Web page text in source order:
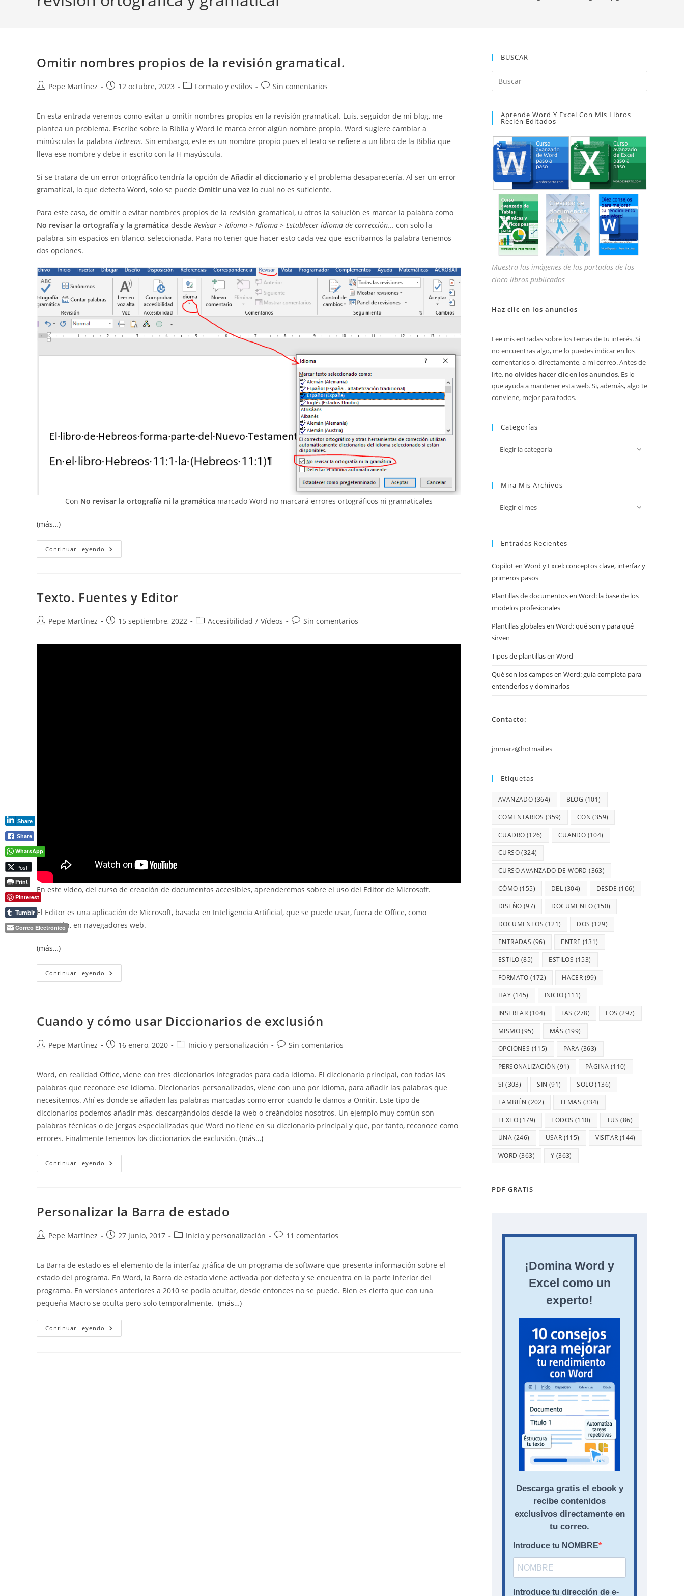
Omitir nombres propios de la revisión gramatical.
Autor
entrada:
Pepe Martínez
Publicación
entrada:
12 octubre, 2023
Categoría
entrada:
Formato y estilos
Comentarios
entrada:
Sin comentarios
En esta entrada veremos como evitar u omitir nombres propios en la revisión gramatical. Luis, seguidor de mi blog, me
plantea un problema. Escribe sobre la Biblia y Word le marca error algún nombre propio. Word sugiere cambiar a
minúsculas la palabra Hebreos. Sin embargo, este es un nombre propio pues el texto se refiere a un libro de la Biblia que
lleva ese nombre y debe ir escrito con la H mayúscula.
Si se tratara de un error ortográfico tendría la opción de Añadir al diccionario y el problema desaparecería. Al ser un error
gramatical, lo que detecta Word, solo se puede Omitir una vez lo cual no es suficiente.
Para este caso, de omitir o evitar nombres propios de la revisión gramatical, u otros la solución es marcar la palabra como
No revisar la ortografía y la gramática desde Revisar > Idioma > Idioma > Establecer idioma de corrección... con solo la
palabra, sin espacios en blanco, seleccionada. Para no tener que hacer esto cada vez que escribamos la palabra tenemos
dos opciones.
Con No revisar la ortografía ni la gramática marcado Word no marcará errores ortográficos ni gramaticales
(más…)
Continuar Leyendo Omitir
Nombres
Gramatical.
Texto. Fuentes y Editor
Autor
la
Pepe Martínez
Publicación
la
15 septiembre, 2022
Categoría
la
Accesibilidad / Vídeos
Comentarios
la
Sin comentarios
En este vídeo, del curso de creación de documentos accesibles, aprenderemos sobre el uso del Editor de Microsoft.
El Editor es una aplicación de Microsoft, basada en Inteligencia Artificial, que se puede usar, fuera de Office, como
extensión, en navegadores web.
(más…)
Continuar Leyendo Texto.
Fuentes
Cuando y cómo usar Diccionarios de exclusión
Autor
entrada:
Pepe Martínez
Publicación
entrada:
16 enero, 2020
Categoría
entrada:
Inicio y personalización
Comentarios
entrada:
Sin comentarios
Word, en realidad Office, viene con tres diccionarios integrados para cada idioma. El diccionario principal, con todas las
palabras que reconoce ese idioma. Diccionarios personalizados, viene con uno por idioma, para añadir las palabras que
necesitemos. Ahí es donde se añaden las palabras marcadas como error cuando le damos a Omitir. Este tipo de
diccionarios podemos añadir más, descargándolos desde la web o creándolos nosotros. Un ejemplo muy común son
palabras técnicas o de jergas especializadas que Word no tiene en su diccionario principal y que, por tanto, reconoce como
errores. Finalmente tenemos los diccionarios de exclusión. (más…)
Continuar Leyendo Cuando
Y
Exclusión
Personalizar la Barra de estado
Autor
entrada:
Pepe Martínez
Publicación
entrada:
27 junio, 2017
Categoría
entrada:
Inicio y personalización
Comentarios
entrada:
11 comentarios
La Barra de estado es el elemento de la interfaz gráfica de un programa de software que presenta información sobre el
estado del programa. En Word, la Barra de estado viene activada por defecto y se encuentra en la parte inferior del
programa. En versiones anteriores a 2010 se podía ocultar, desde entonces no se puede. Bien es cierto que con una
pequeña Macro se oculta pero solo temporalmente. (más…)
Continuar Leyendo Personalizar
La
BUSCAR
Escape
Aprende Word Y Excel Con Mis Libros
Recién Editados
Muestra las imágenes de las portadas de los
cinco libros publicados
Haz clic en los anuncios
Lee mis entradas sobre los temas de tu interés. Si
no encuentras algo, me lo puedes indicar en los
comentarios o, directamente, a mi correo. Antes de
irte, no olvides hacer clic en los anuncios. Es lo
que ayuda a mantener esta web. Si, además, algo te
conviene, mejor para todos.
Categorías
Categorías
Elegir la categoría
Mira Mis Archivos
Mira
mis
Elegir el mes
Entradas Recientes
Copilot en Word y Excel: conceptos clave, interfaz y
primeros pasos
Plantillas de documentos en Word: la base de los
modelos profesionales
Plantillas globales en Word: qué son y para qué
sirven
Tipos de plantillas en Word
Qué son los campos en Word: guía completa para
entenderlos y dominarlos
Contacto:
jmmarz@hotmail.es
Etiquetas
AVANZADO (364) BLOG (101)
COMENTARIOS (359) CON (359)
CUADRO (126) CUANDO (104)
CURSO(324)
CURSO AVANZADO DE WORD (363)
CÓMO (155) DEL (304) DESDE (166)
DISEÑO (97) DOCUMENTO(150)
DOCUMENTOS (121) DOS (129)
ENTRADAS (96) ENTRE (131)
ESTILO (85) ESTILOS (153)
FORMATO (172) HACER (99)
HAY (145) INICIO(111)
INSERTAR (104) LAS (278) LOS (297)
MISMO(95) MÁS (199)
OPCIONES (115) PARA (363)
PERSONALIZACIÓN (91) PÁGINA (110)
SI (303) SIN (91) SOLO(136)
TAMBIÉN (202) TEMAS (334)
TEXTO(179) TODOS (110) TUS (86)
UNA (246) USAR (115) VISITAR (144)
WORD (363) Y (363)
PDF GRATIS
Share
Share
WhatsApp
Post
Print
Pinterest
Tumblr
Correo Electrónico